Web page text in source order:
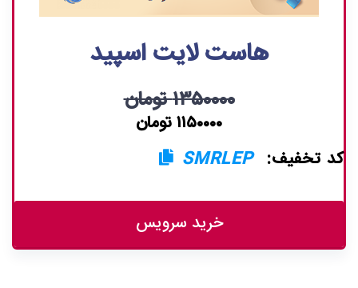
هاست لایت اسپید
۱۳۵۰۰۰۰ تومان
۱۱۵۰۰۰۰ تومان
کد تخفیف: SMRLEP
خرید سرویس